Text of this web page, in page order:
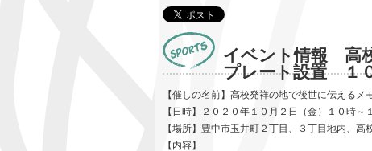
イベント情報 高
プレート設置 １
【催しの名前】高校発祥の地で後世に伝えるメ
【日時】２０２０年１０月２日（金）１０時～
【場所】豊中市玉井町２丁目、３丁目地内、高
【内容】